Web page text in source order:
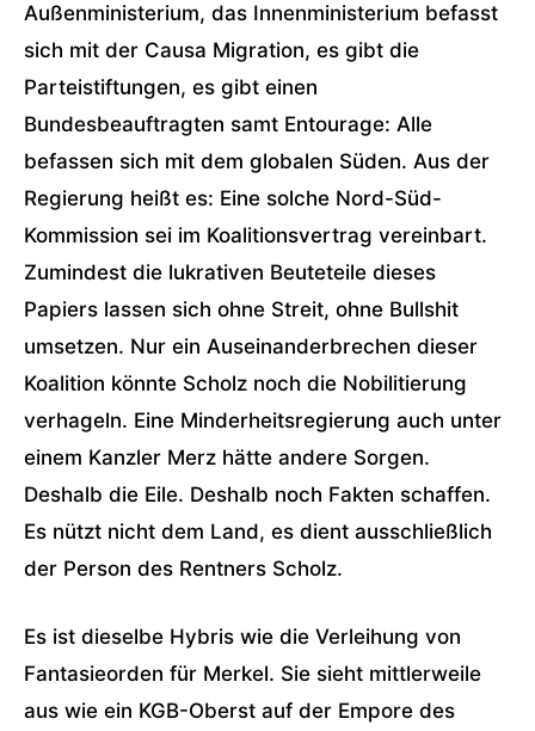
Außenministerium, das Innenministerium befasst
sich mit der Causa Migration, es gibt die
Parteistiftungen, es gibt einen
Bundesbeauftragten samt Entourage: Alle
befassen sich mit dem globalen Süden. Aus der
Regierung heißt es: Eine solche Nord-Süd-
Kommission sei im Koalitionsvertrag vereinbart.
Zumindest die lukrativen Beuteteile dieses
Papiers lassen sich ohne Streit, ohne Bullshit
umsetzen. Nur ein Auseinanderbrechen dieser
Koalition könnte Scholz noch die Nobilitierung
verhageln. Eine Minderheitsregierung auch unter
einem Kanzler Merz hätte andere Sorgen.
Deshalb die Eile. Deshalb noch Fakten schaffen.
Es nützt nicht dem Land, es dient ausschließlich
der Person des Rentners Scholz.
Es ist dieselbe Hybris wie die Verleihung von
Fantasieorden für Merkel. Sie sieht mittlerweile
aus wie ein KGB-Oberst auf der Empore des